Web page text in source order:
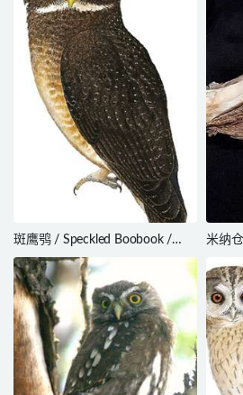
斑鹰鸮 / Speckled Boobook /
Ninox punctulata
米纳